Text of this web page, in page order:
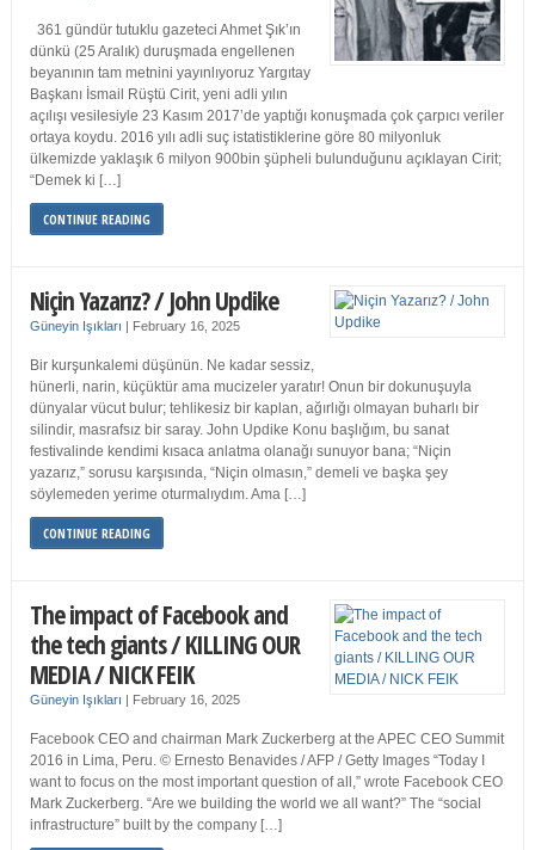
361 gündür tutuklu gazeteci Ahmet Şık’ın
dünkü (25 Aralık) duruşmada engellenen
beyanının tam metnini yayınlıyoruz Yargıtay
Başkanı İsmail Rüştü Cirit, yeni adli yılın
açılışı vesilesiyle 23 Kasım 2017’de yaptığı konuşmada çok çarpıcı veriler
ortaya koydu. 2016 yılı adli suç istatistiklerine göre 80 milyonluk
ülkemizde yaklaşık 6 milyon 900bin şüpheli bulunduğunu açıklayan Cirit;
“Demek ki […]
CONTINUE READING
Niçin Yazarız? / John Updike
Güneyin Işıkları | February 16, 2025
Bir kurşunkalemi düşünün. Ne kadar sessiz,
hünerli, narin, küçüktür ama mucizeler yaratır! Onun bir dokunuşuyla
dünyalar vücut bulur; tehlikesiz bir kaplan, ağırlığı olmayan buharlı bir
silindir, masrafsız bir saray. John Updike Konu başlığım, bu sanat
festivalinde kendimi kısaca anlatma olanağı sunuyor bana; “Niçin
yazarız,” sorusu karşısında, “Niçin olmasın,” demeli ve başka şey
söylemeden yerime oturmalıydım. Ama […]
CONTINUE READING
The impact of Facebook and
the tech giants / KILLING OUR
MEDIA / NICK FEIK
Güneyin Işıkları | February 16, 2025
Facebook CEO and chairman Mark Zuckerberg at the APEC CEO Summit
2016 in Lima, Peru. © Ernesto Benavides / AFP / Getty Images “Today I
want to focus on the most important question of all,” wrote Facebook CEO
Mark Zuckerberg. “Are we building the world we all want?” The “social
infrastructure” built by the company […]